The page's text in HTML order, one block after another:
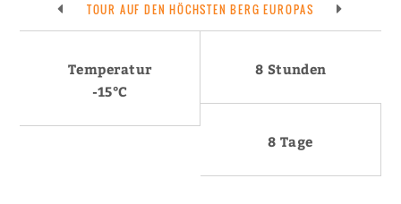
TOUR AUF DEN HÖCHSTEN BERG EUROPAS
Temperatur
-15°C
8 Stunden
8 Tage